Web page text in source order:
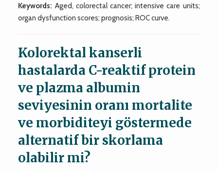
Keywords: Aged, colorectal cancer; intensive care units;
organ dysfunction scores; prognosis; ROC curve.
Kolorektal kanserli
hastalarda C-reaktif protein
ve plazma albumin
seviyesinin oranı mortalite
ve morbiditeyi göstermede
alternatif bir skorlama
olabilir mi?